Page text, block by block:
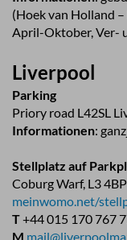
(Hoek van Holland
April-Oktober, Ver-
Liverpool
Parking
Priory road L42SL
Informationen:
Stellplatz auf
Coburg Warf, L3
meinwomo.net/
T+44 015 170 767
M